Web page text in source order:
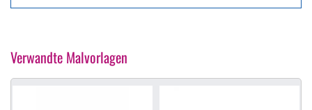
Verwandte Malvorlagen